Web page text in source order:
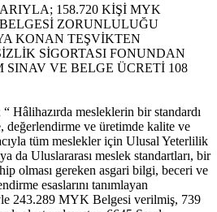
158.720 KİŞİ MYK
ZORUNLULUĞU
KONAN TEŞVİKTEN
SİGORTASI FONUNDAN
VE BELGE ÜCRETİ 108
Hâlihazırda mesleklerin bir standardı
değerlendirme ve üretimde kalite ve
tüm meslekler için Ulusal Yeterlilik
da Uluslararası meslek standartları, bir
olması gereken asgari bilgi, beceri ve
esaslarını tanımlayan
243.289 MYK Belgesi verilmiş, 739